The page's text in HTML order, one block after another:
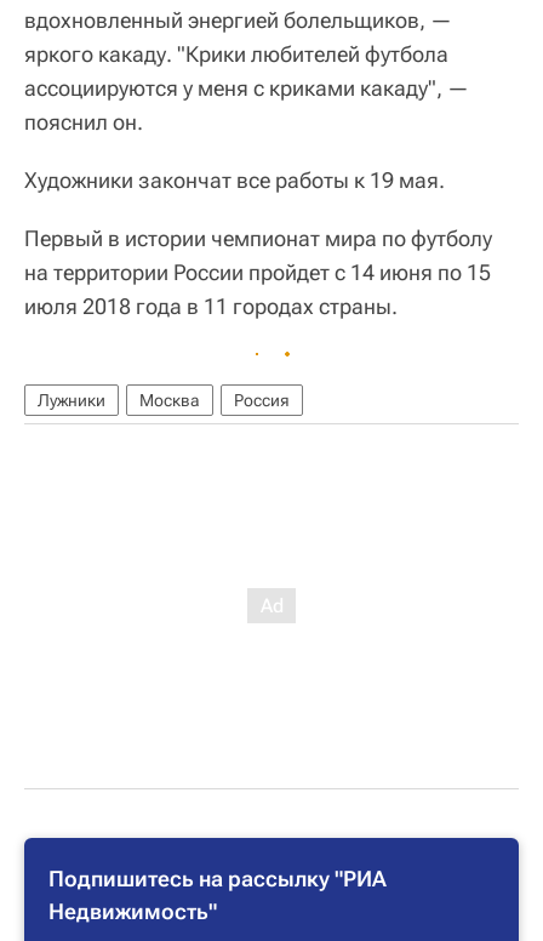
вдохновленный энергией болельщиков, —
яркого какаду. "Крики любителей футбола
ассоциируются у меня с криками какаду", —
пояснил он.
Художники закончат все работы к 19 мая.
Первый в истории чемпионат мира по футболу
на территории России пройдет с 14 июня по 15
июля 2018 года в 11 городах страны.
Лужники Москва Россия
Подпишитесь на рассылку "РИА
Недвижимость"